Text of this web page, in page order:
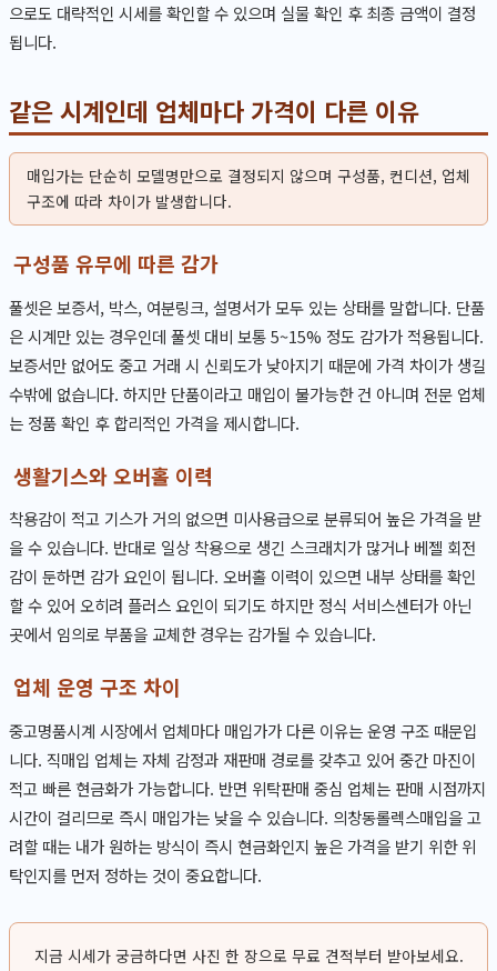
으로도 대략적인 시세를 확인할 수 있으며 실물 확인 후 최종 금액이 결정
됩니다.
같은 시계인데 업체마다 가격이 다른 이유
매입가는 단순히 모델명만으로 결정되지 않으며 구성품, 컨디션, 업체
구조에 따라 차이가 발생합니다.
구성품 유무에 따른 감가
풀셋은 보증서, 박스, 여분링크, 설명서가 모두 있는 상태를 말합니다. 단품
은 시계만 있는 경우인데 풀셋 대비 보통 5~15% 정도 감가가 적용됩니다.
보증서만 없어도 중고 거래 시 신뢰도가 낮아지기 때문에 가격 차이가 생길
수밖에 없습니다. 하지만 단품이라고 매입이 불가능한 건 아니며 전문 업체
는 정품 확인 후 합리적인 가격을 제시합니다.
생활기스와 오버홀 이력
착용감이 적고 기스가 거의 없으면 미사용급으로 분류되어 높은 가격을 받
을 수 있습니다. 반대로 일상 착용으로 생긴 스크래치가 많거나 베젤 회전
감이 둔하면 감가 요인이 됩니다. 오버홀 이력이 있으면 내부 상태를 확인
할 수 있어 오히려 플러스 요인이 되기도 하지만 정식 서비스센터가 아닌
곳에서 임의로 부품을 교체한 경우는 감가될 수 있습니다.
업체 운영 구조 차이
중고명품시계 시장에서 업체마다 매입가가 다른 이유는 운영 구조 때문입
니다. 직매입 업체는 자체 감정과 재판매 경로를 갖추고 있어 중간 마진이
적고 빠른 현금화가 가능합니다. 반면 위탁판매 중심 업체는 판매 시점까지
시간이 걸리므로 즉시 매입가는 낮을 수 있습니다. 의창동롤렉스매입을 고
려할 때는 내가 원하는 방식이 즉시 현금화인지 높은 가격을 받기 위한 위
탁인지를 먼저 정하는 것이 중요합니다.
지금 시세가 궁금하다면 사진 한 장으로 무료 견적부터 받아보세요.